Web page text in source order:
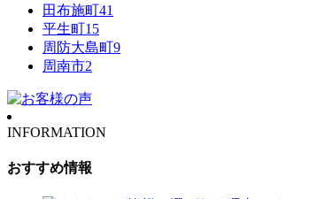
田布施町41
平生町15
周防大島町9
周南市2
INFORMATION
おすすめ情報